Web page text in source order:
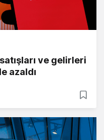
ve gelirleri
azaldı